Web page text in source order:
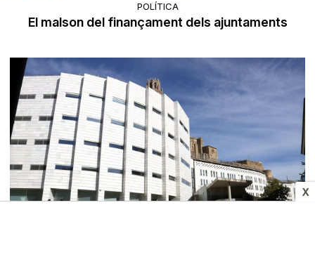
X
POLÍTICA
El malson del finançament dels ajuntaments